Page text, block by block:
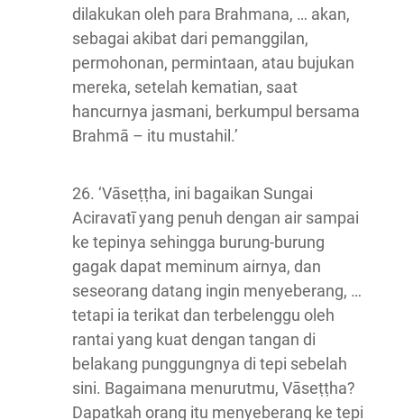
dilakukan oleh para Brahmana, … akan,
sebagai akibat dari pemanggilan,
permohonan, permintaan, atau bujukan
mereka, setelah kematian, saat
hancurnya jasmani, berkumpul bersama
Brahmā – itu mustahil.’
26. ‘Vāseṭṭha, ini bagaikan Sungai
Aciravatī yang penuh dengan air sampai
ke tepinya sehingga burung-burung
gagak dapat meminum airnya, dan
seseorang datang ingin menyeberang, …
tetapi ia terikat dan terbelenggu oleh
rantai yang kuat dengan tangan di
belakang punggungnya di tepi sebelah
sini. Bagaimana menurutmu, Vāseṭṭha?
Dapatkah orang itu menyeberang ke tepi